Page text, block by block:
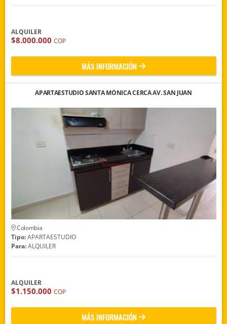
ALQUILER
$8.000.000 COP
MÁS INFORMACIÓN
APARTAESTUDIO SANTA MÓNICA CERCA AV. SAN JUAN
Colombia
Tipo:APARTAESTUDIO
Para:ALQUILER
ALQUILER
$1.150.000 COP
MÁS INFORMACIÓN